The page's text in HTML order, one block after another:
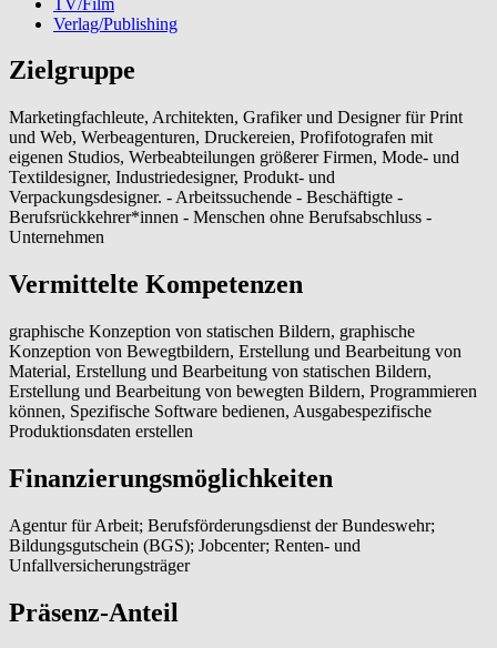
Verlag/Publishing
Zielgruppe
Marketingfachleute, Architekten, Grafiker und Designer für Print
und Web, Werbeagenturen, Druckereien, Profifotografen mit
eigenen Studios, Werbeabteilungen größerer Firmen, Mode- und
Textildesigner, Industriedesigner, Produkt- und
Verpackungsdesigner. - Arbeitssuchende - Beschäftigte -
Berufsrückkehrer*innen - Menschen ohne Berufsabschluss -
Unternehmen
Vermittelte Kompetenzen
graphische Konzeption von statischen Bildern, graphische
Konzeption von Bewegtbildern, Erstellung und Bearbeitung von
Material, Erstellung und Bearbeitung von statischen Bildern,
Erstellung und Bearbeitung von bewegten Bildern, Programmieren
können, Spezifische Software bedienen, Ausgabespezifische
Produktionsdaten erstellen
Finanzierungsmöglichkeiten
Agentur für Arbeit; Berufsförderungsdienst der Bundeswehr;
Bildungsgutschein (BGS); Jobcenter; Renten- und
Unfallversicherungsträger
Präsenz-Anteil